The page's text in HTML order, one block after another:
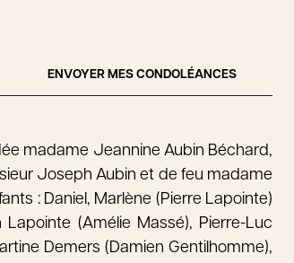
ENVOYER MES CONDOLÉANCES
madame Jeannine Aubin Béchard,
Joseph Aubin et de feu madame
: Daniel, Marlène (Pierre Lapointe)
(Amélie Massé), Pierre-Luc
Demers (Damien Gentilhomme),